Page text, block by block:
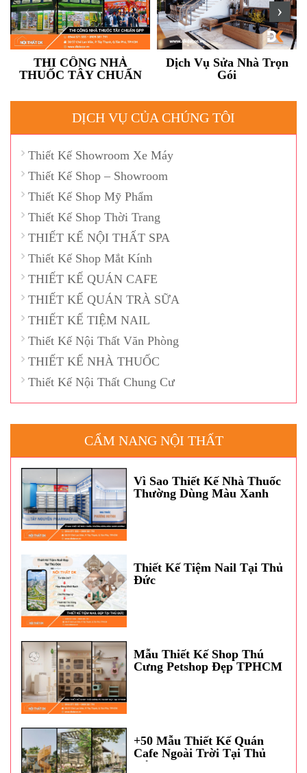
THI CÔNG NHÀ
THUỐC TÂY CHUẨN
Dịch Vụ Sửa Nhà Trọn
Gói
›
‹
DỊCH VỤ CỦA CHÚNG TÔI
Thiết Kế Showroom Xe Máy
Thiết Kế Shop – Showroom
Thiết Kế Shop Mỹ Phẩm
Thiết Kế Shop Thời Trang
THIẾT KẾ NỘI THẤT SPA
Thiết Kế Shop Mắt Kính
THIẾT KẾ QUÁN CAFE
THIẾT KẾ QUÁN TRÀ SỮA
THIẾT KẾ TIỆM NAIL
Thiết Kế Nội Thất Văn Phòng
THIẾT KẾ NHÀ THUỐC
Thiết Kế Nội Thất Chung Cư
CẨM NANG NỘI THẤT
Vì Sao Thiết Kế Nhà Thuốc
Thường Dùng Màu Xanh
Thiết Kế Tiệm Nail Tại Thủ
Đức
Mẫu Thiết Kế Shop Thú
Cưng Petshop Đẹp TPHCM
+50 Mẫu Thiết Kế Quán
Cafe Ngoài Trời Tại Thủ
Đức